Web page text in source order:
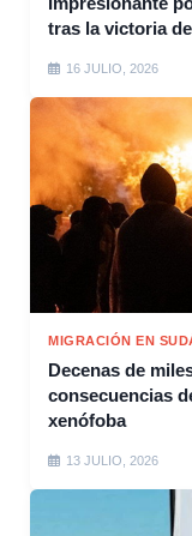
tras la victoria
16 JULIO, 2026
MIGRACIÓN EN
Decenas de
consecuencias
xenófoba
13 JULIO, 2026